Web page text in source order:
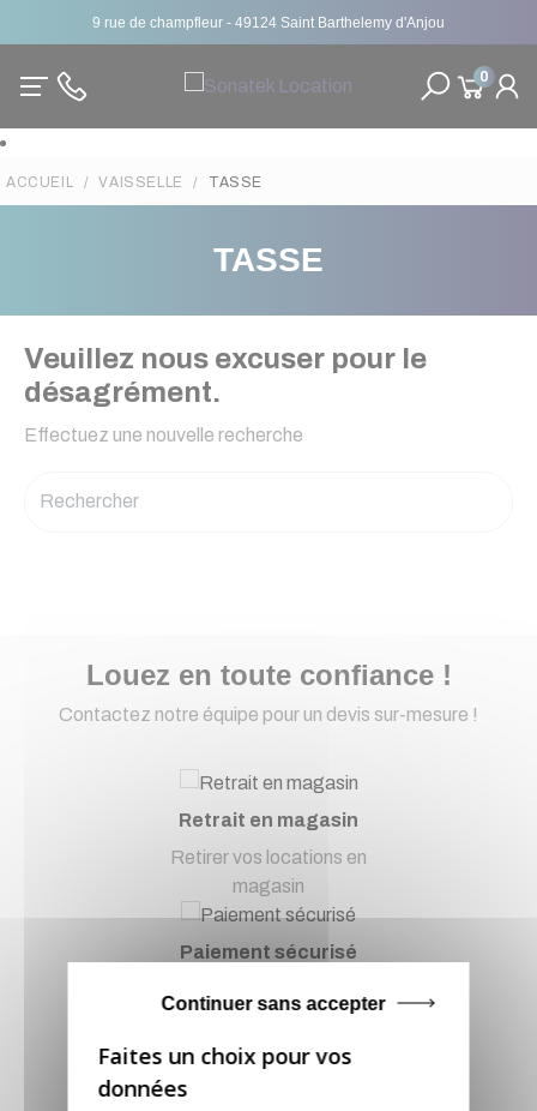
9 rue de champfleur - 49124 Saint Barthelemy d'Anjou
0
ACCUEIL VAISSELLE TASSE
TASSE
Veuillez nous excuser pour le
désagrément.
Effectuez une nouvelle recherche
Louez en toute confiance !
Contactez notre équipe pour un devis sur-mesure !
Retrait en magasin
Retirer vos locations en
magasin
Paiement sécurisé
Service client
Nous sommes disponibles pour
Continuer sans accepter